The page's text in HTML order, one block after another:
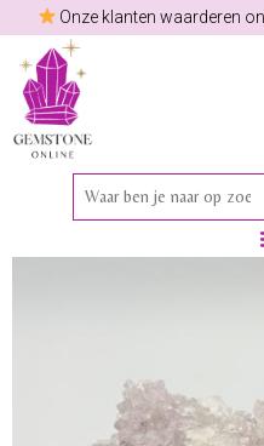
Onze klanten waarderen